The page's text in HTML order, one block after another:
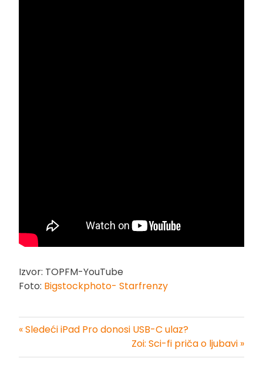
Izvor: TOPFM-YouTube
Foto: Bigstockphoto- Starfrenzy
« Sledeći iPad Pro donosi USB-C ulaz?
Zoi: Sci-fi priča o ljubavi »